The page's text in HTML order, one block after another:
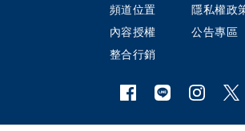
頻道位置
隱私權政
內容授權
公告專區
整合行銷